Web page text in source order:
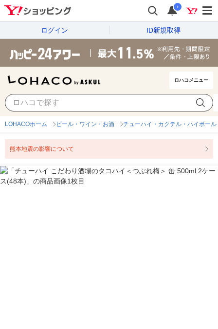
i
ログイン ID新規取得
ロハコメニュー
LOHACOホーム ビール・ワイン・お酒 チューハイ・カクテル・ハイボール
熊本地震の影響について